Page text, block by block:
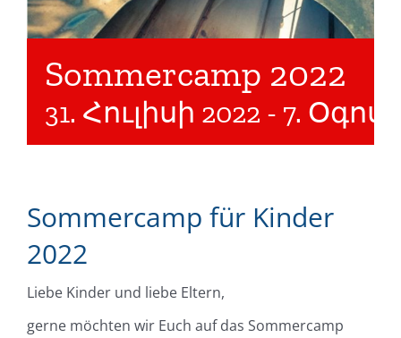
Sommercamp 2022
31. Հուլիսի 2022 - 7.
Sommercamp für Kinder
2022
Liebe Kinder und liebe Eltern,
gerne möchten wir Euch auf das Sommercamp